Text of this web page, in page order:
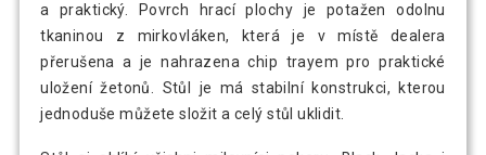
a praktický. Povrch hrací plochy je potažen odolnu
tkaninou z mirkovláken, která je v místě dealera
přerušena a je nahrazena chip trayem pro praktické
uložení žetonů. Stůl je má stabilní konstrukci, kterou
jednoduše můžete složit a celý stůl uklidit.